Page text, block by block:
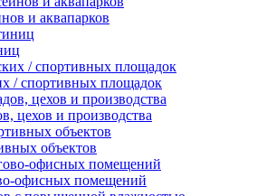
и аквапарков
/ спортивных площадок
цехов и производства
объектов
офисных помещений